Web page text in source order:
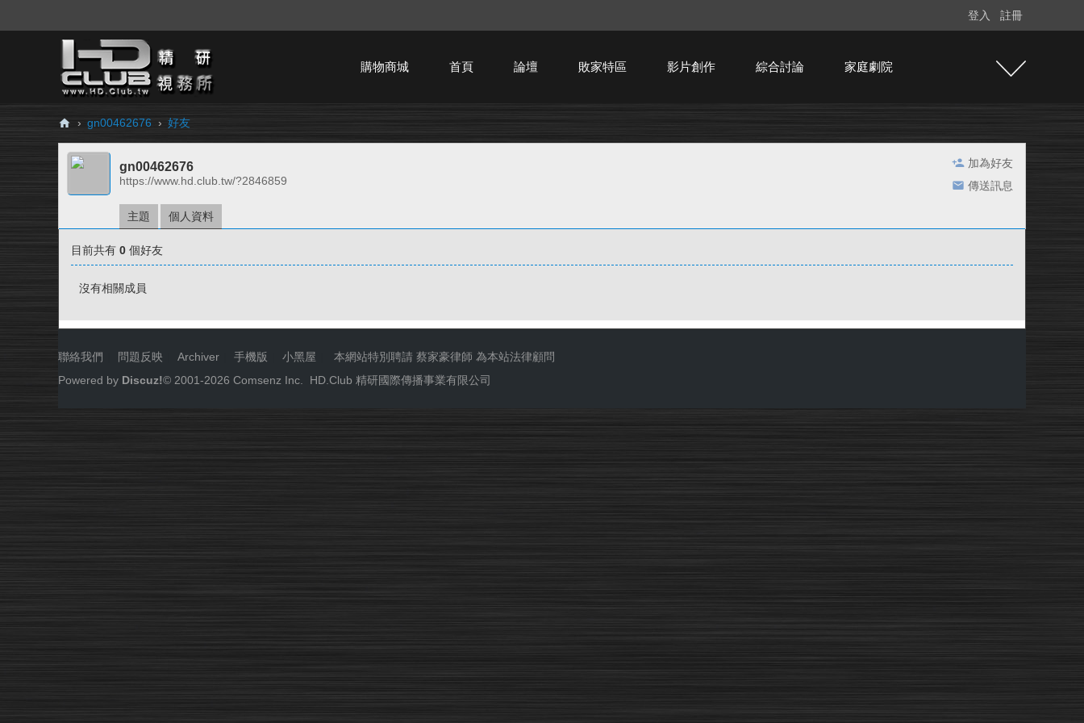
登入 註冊
購物商城 首頁 論壇 敗家特區 影片創作 綜合討論 家庭劇院
H
Cl
所
› gn00462676 › 好友
加為好友
傳送訊息
gn00462676
https://www.hd.club.tw/?2846859
主題 個人資料
目前共有 0 個好友
沒有相關成員
聯絡我們 問題反映 Archiver 手機版 小黑屋 本網站特別聘請 蔡家豪律師 為本站法律顧問
Powered by Discuz!© 2001-2026 Comsenz Inc. HD.Club 精研國際傳播事業有限公司